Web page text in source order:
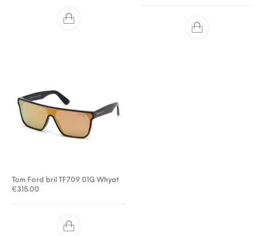
Tom Ford bril TF709 01G Whyat
€315.00